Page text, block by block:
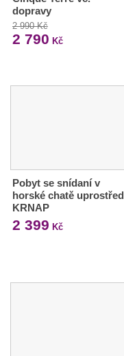
dopravy
2 990 Kč
2 790 Kč
Pobyt se snídaní v
horské chatě uprostřed
KRNAP
2 399 Kč